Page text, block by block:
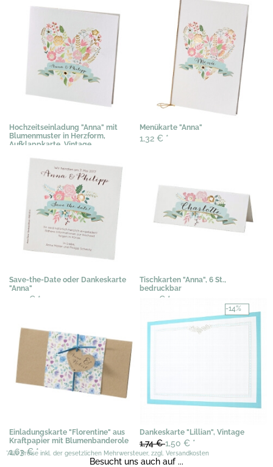
Hochzeitseinladung "Anna" mit
Blumenmuster in Herzform,
Aufklappkarte, Vintage
Menükarte "Anna"
1,32 € *
Save-the-Date oder Dankeskarte
"Anna"
0,44 € *
Tischkarten "Anna", 6 St.,
bedruckbar
3,07 € *
Einladungskarte "Florentine" aus
Kraftpapier mit Blumenbanderole
1,63 €*
-14%
Dankeskarte "Lillian", Vintage
1,74 €1,50 € *
*Alle Preise inkl. der gesetzlichen Mehrwersteuer, zzgl. Versandkosten
Besucht uns auch auf ...